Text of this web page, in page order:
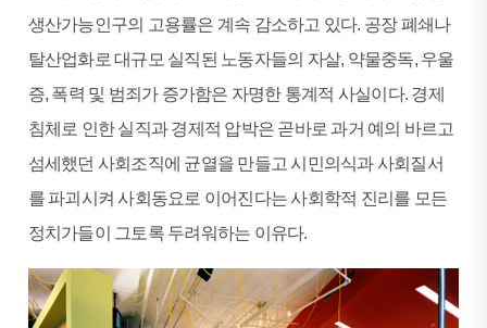
생산가능인구의 고용률은 계속 감소하고 있다. 공장 폐쇄나
탈산업화로 대규모 실직된 노동자들의 자살, 약물중독, 우울
증, 폭력 및 범죄가 증가함은 자명한 통계적 사실이다. 경제
침체로 인한 실직과 경제적 압박은 곧바로 과거 예의 바르고
섬세했던 사회조직에 균열을 만들고 시민의식과 사회질서
를 파괴시켜 사회동요로 이어진다는 사회학적 진리를 모든
정치가들이 그토록 두려워하는 이유다.